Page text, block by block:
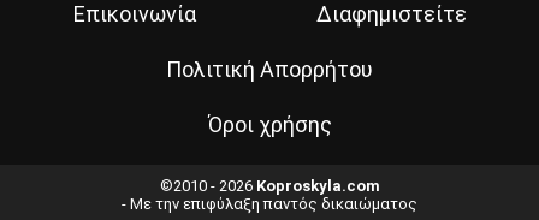
Επικοινωνία Διαφημιστείτε
Πολιτική Απορρήτου
Όροι χρήσης
©2010 - 2026 Koproskyla.com
- Με την επιφύλαξη παντός δικαιώματος